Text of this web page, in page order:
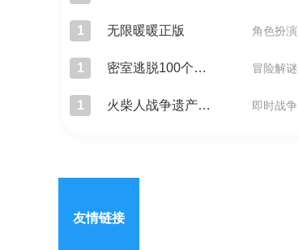
1 无限暖暖正版 角色扮
1 密室逃脱100个房间安卓版 冒险解
1 火柴人战争遗产无敌版 即时战
友情链接